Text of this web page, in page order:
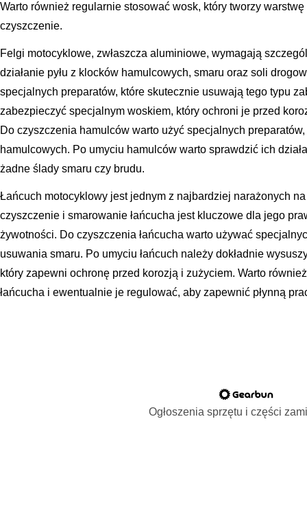
Warto również regularnie stosować wosk, który tworzy
czyszczenie.
Felgi motocyklowe, zwłaszcza aluminiowe, wymagają
działanie pyłu z klocków hamulcowych, smaru oraz soli
specjalnych preparatów, które skutecznie usuwają tego typu
zabezpieczyć specjalnym woskiem, który ochroni je przed
Do czyszczenia hamulców warto użyć specjalnych
hamulcowych. Po umyciu hamulców warto sprawdzić ich
żadne ślady smaru czy brudu.
Łańcuch motocyklowy jest jednym z najbardziej narażonych
czyszczenie i smarowanie łańcucha jest kluczowe dla jego
żywotności. Do czyszczenia łańcucha warto używać
usuwania smaru. Po umyciu łańcuch należy dokładnie
który zapewni ochronę przed korozją i zużyciem. Warto
łańcucha i ewentualnie je regulować, aby zapewnić płynną
Ogłoszenia sprzętu i części